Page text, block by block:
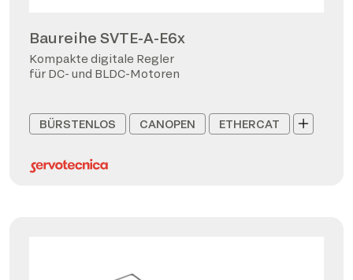
Baureihe SVTE-A-E6x
Kompakte digitale Regler
für DC- und BLDC-Motoren
BÜRSTENLOS CANOPEN ETHERCAT